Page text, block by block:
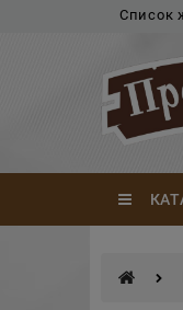
Список